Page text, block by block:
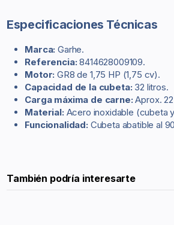
Especificaciones Técnicas
Marca: Garhe.
Referencia: 8414628009109.
Motor: GR8 de 1,75 HP (1,75 cv).
Capacidad de la cubeta: 32 litros.
Carga máxima de carne: Aprox.
Material: Acero inoxidable (cubeta
Funcionalidad: Cubeta abatible al
También podría interesarte